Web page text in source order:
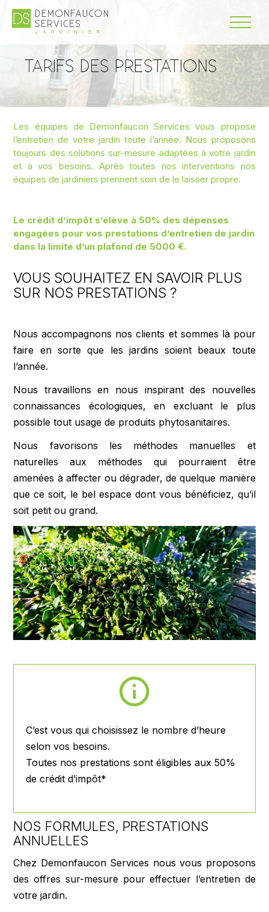
TARIFS DES PRESTATIONS
Les équipes de Demonfaucon Services vous propose
l’entretien de votre jardin toute l’année. Nous proposons
toujours des solutions sur-mesure adaptées à votre jardin
et à vos besoins. Après toutes nos interventions nos
équipes de jardiniers prennent soin de le laisser propre.
Le crédit d’impôt s’élève à 50% des dépenses
engagées pour vos prestations d’entretien de jardin
dans la limite d’un plafond de 5000 €.
VOUS SOUHAITEZ EN SAVOIR PLUS
SUR NOS PRESTATIONS ?
Nous accompagnons nos clients et sommes là pour
faire en sorte que les jardins soient beaux toute
l’année.
Nous travaillons en nous inspirant des nouvelles
connaissances écologiques, en excluant le plus
possible tout usage de produits phytosanitaires.
Nous favorisons les méthodes manuelles et
naturelles aux méthodes qui pourraient être
amenées à affecter ou dégrader, de quelque manière
que ce soit, le bel espace dont vous bénéficiez, qu’il
soit petit ou grand.
C’est vous qui choisissez le nombre d’heure
selon vos besoins.
Toutes nos prestations sontéligibles aux 50%
de crédit d’impôt*
NOS FORMULES, PRESTATIONS
ANNUELLES
Chez Demonfaucon Services nous vous proposons
des offres sur-mesure pour effectuer l’entretien de
votre jardin.